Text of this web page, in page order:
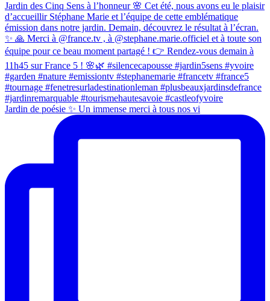
Jardin de poésie ✨ Un immense merci à tous nos vi